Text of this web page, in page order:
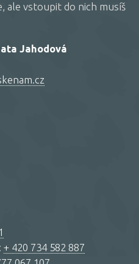
ale vstoupit do nich musíš
Jahodová
+ 420 734 582 887